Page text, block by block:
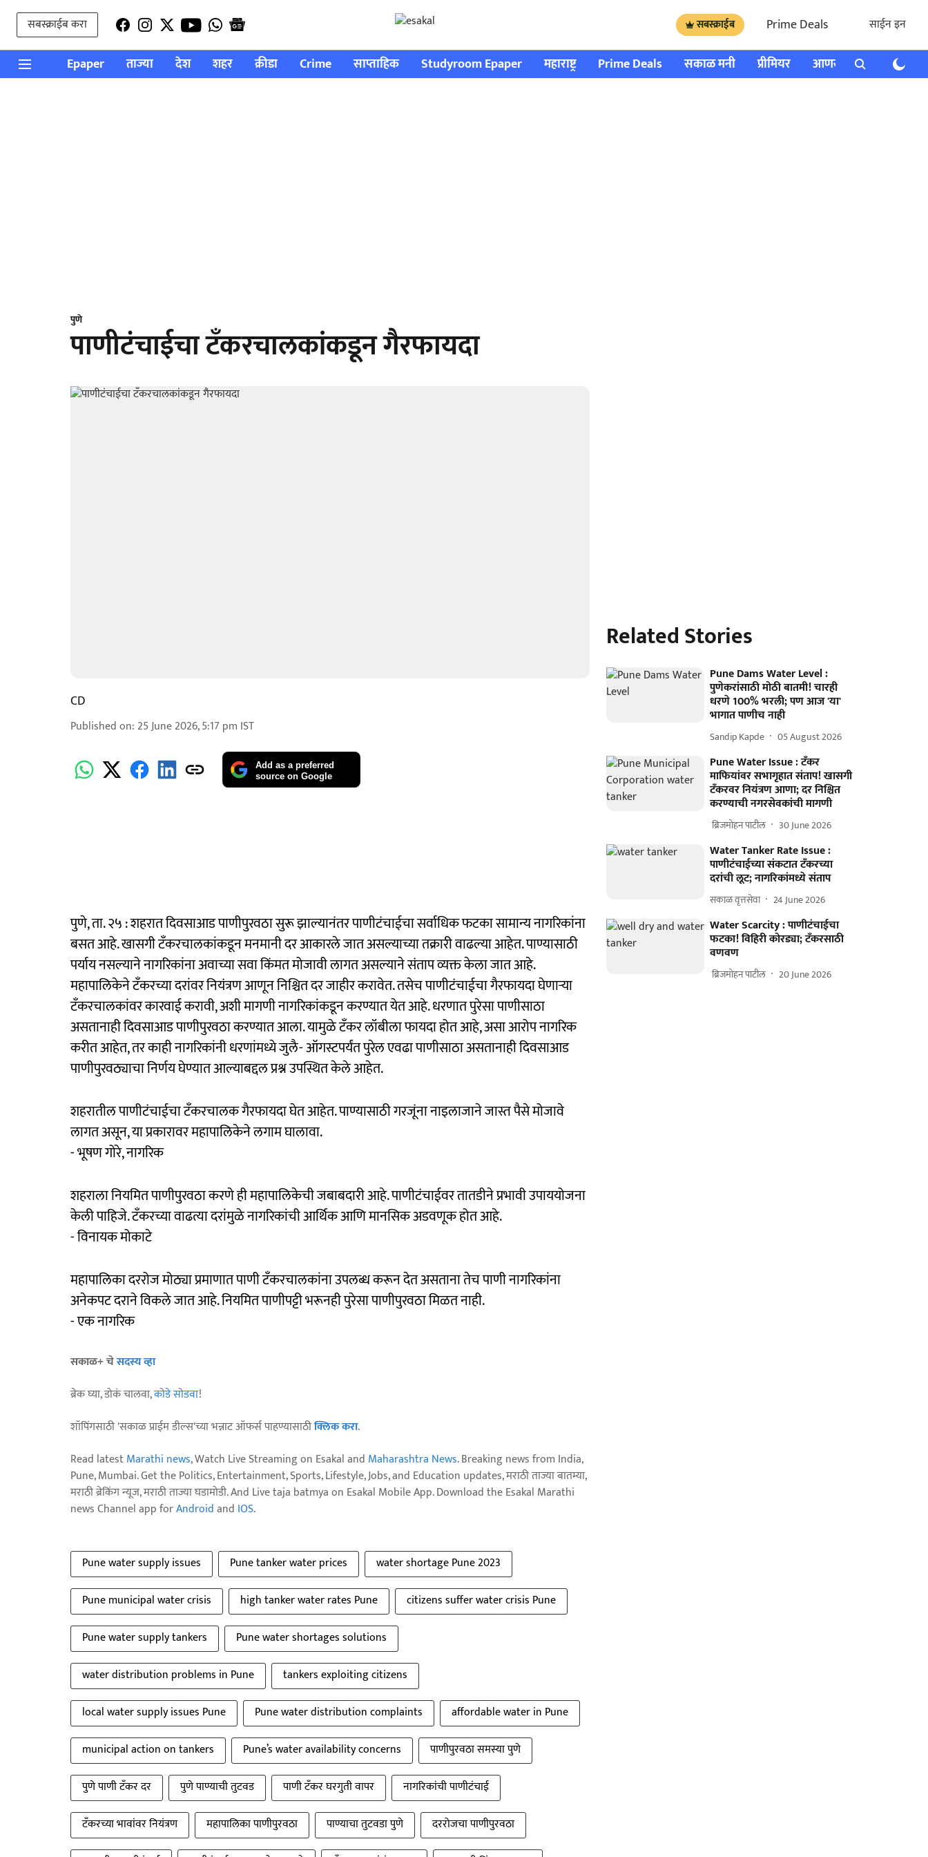
सबस्क्राईब करा सबस्क्राईब Prime Deals साईन इन
Epaper ताज्या देश शहर क्रीडा Crime साप्ताहिक Studyroom Epaper महाराष्ट्र Prime Deals सकाळ मनी प्रीमियर आणखी राशी भविष्य
पुणे
पाणीटंचाईचा टँकरचालकांकडून गैरफायदा
CD
Published on: 25 June 2026, 5:17 pm IST
Add as a preferred
source on Google
पुणे, ता. २५ : शहरात दिवसाआड पाणीपुरवठा सुरू झाल्यानंतर पाणीटंचाईचा सर्वाधिक फटका सामान्य नागरिकांना
बसत आहे. खासगी टँकरचालकांकडून मनमानी दर आकारले जात असल्याच्या तक्रारी वाढल्या आहेत. पाण्यासाठी
पर्याय नसल्याने नागरिकांना अवाच्या सवा किंमत मोजावी लागत असल्याने संताप व्यक्त केला जात आहे.
महापालिकेने टँकरच्या दरांवर नियंत्रण आणून निश्चित दर जाहीर करावेत. तसेच पाणीटंचाईचा गैरफायदा घेणाऱ्या
टँकरचालकांवर कारवाई करावी, अशी मागणी नागरिकांकडून करण्यात येत आहे. धरणात पुरेसा पाणीसाठा
असतानाही दिवसाआड पाणीपुरवठा करण्यात आला. यामुळे टँकर लॉबीला फायदा होत आहे, असा आरोप नागरिक
करीत आहेत, तर काही नागरिकांनी धरणांमध्ये जुलै- ऑगस्टपर्यंत पुरेल एवढा पाणीसाठा असतानाही दिवसाआड
पाणीपुरवठ्याचा निर्णय घेण्यात आल्याबद्दल प्रश्न उपस्थित केले आहेत.
शहरातील पाणीटंचाईचा टँकरचालक गैरफायदा घेत आहेत. पाण्यासाठी गरजूंना नाइलाजाने जास्त पैसे मोजावे
लागत असून, या प्रकारावर महापालिकेने लगाम घालावा.
- भूषण गोरे, नागरिक
शहराला नियमित पाणीपुरवठा करणे ही महापालिकेची जबाबदारी आहे. पाणीटंचाईवर तातडीने प्रभावी उपाययोजना
केली पाहिजे. टँकरच्या वाढत्या दरांमुळे नागरिकांची आर्थिक आणि मानसिक अडवणूक होत आहे.
- विनायक मोकाटे
महापालिका दररोज मोठ्या प्रमाणात पाणी टँकरचालकांना उपलब्ध करून देत असताना तेच पाणी नागरिकांना
अनेकपट दराने विकले जात आहे. नियमित पाणीपट्टी भरूनही पुरेसा पाणीपुरवठा मिळत नाही.
- एक नागरिक
सकाळ+ चेसदस्य व्हा
ब्रेक घ्या, डोकं चालवा,कोडे सोडवा!
शॉपिंगसाठी 'सकाळ प्राईम डील्स'च्या भन्नाट ऑफर्स पाहण्यासाठीक्लिक करा.
Read latestMarathi news, Watch Live Streaming on Esakal and Maharashtra News. Breaking news from India,
Pune, Mumbai. Get the Politics, Entertainment, Sports, Lifestyle, Jobs, and Education updates, मराठी ताज्या बातम्या,
मराठी ब्रेकिंग न्यूज, मराठी ताज्या घडामोडी. And Live taja batmya on Esakal Mobile App. Download the Esakal Marathi
news Channel app forAndroidand IOS.
Pune water supply issues Pune tanker water prices
water shortage Pune 2023
Pune municipal water crisis
high tanker water rates Pune
citizens suffer water crisis Pune
Pune water supply tankers
Pune water shortages solutions
water distribution problems in Pune
tankers exploiting citizens
local water supply issues Pune
Pune water distribution complaints
affordable water in Pune
municipal action on tankers
Pune’s water availability concerns
पाणीपुरवठा समस्या पुणे
पुणे पाणी टँकर दर
पुणे पाण्याची तुटवड पाणी टँकर घरगुती वापर
नागरिकांची पाणीटंचाई
टँकरच्या भावांवर नियंत्रण
महापालिका पाणीपुरवठा पाण्याचा तुटवडा पुणे
दररोजचा पाणीपुरवठा
Related Stories
Pune Dams Water Level :
पुणेकरांसाठी मोठी बातमी! चारही
धरणे 100% भरली; पण आज 'या'
भागात पाणीच नाही
Sandip Kapde 05 August 2026
Pune Water Issue : टँकर
माफियांवर सभागृहात संताप! खासगी
टँकरवर नियंत्रण आणा; दर निश्चित
करण्याची नगरसेवकांची मागणी
​ ब्रिजमोहन पाटील 30 June 2026
Water Tanker Rate Issue :
पाणीटंचाईच्या संकटात टँकरच्या
दरांची लूट; नागरिकांमध्ये संताप
सकाळ वृत्तसेवा 24 June 2026
Water Scarcity : पाणीटंचाईचा
फटका! विहिरी कोरड्या; टँकरसाठी
वणवण
​ ब्रिजमोहन पाटील 20 June 2026